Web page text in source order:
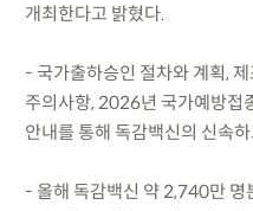
개최한다고 밝혔다.
- 국가출하승인 절차와 계획,
주의사항, 2026년 국가예방접
안내를 통해 독감백신의 신속
- 올해 독감백신 약 2,740만 명